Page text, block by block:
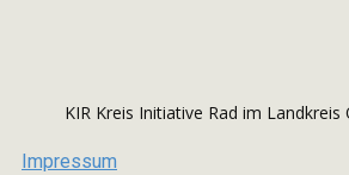
KIR Kreis Initiative Rad im Landkreis
Impressum